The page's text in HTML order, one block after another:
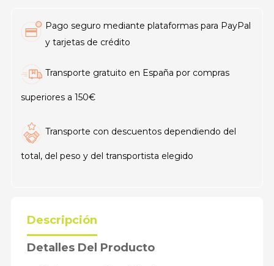
Pago seguro mediante plataformas para PayPal
y tarjetas de crédito
Transporte gratuito en España por compras
superiores a 150€
Transporte con descuentos dependiendo del
total, del peso y del transportista elegido
Descripción
Detalles Del Producto